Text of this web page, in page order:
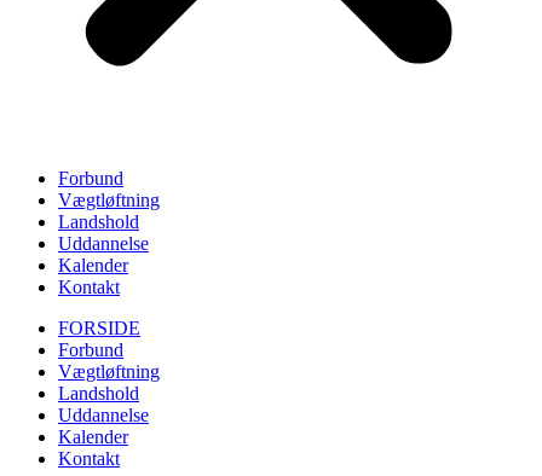
Forbund
Vægtløftning
Landshold
Uddannelse
Kalender
Kontakt
FORSIDE
Forbund
Vægtløftning
Landshold
Uddannelse
Kalender
Kontakt